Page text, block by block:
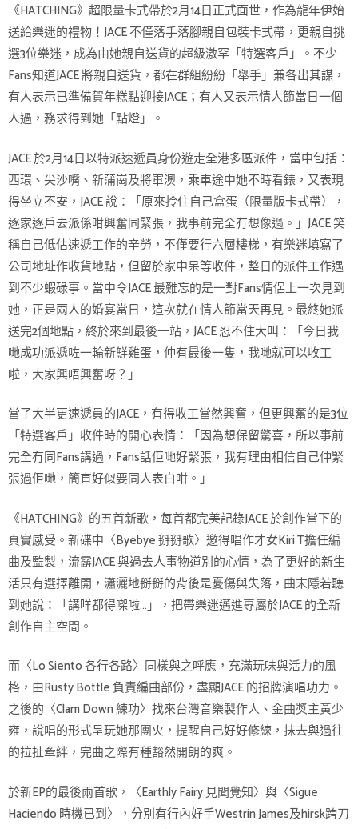
《HATCHING》超限量卡式帶於2月14日正式面世，作為龍年伊始
送給樂迷的禮物！JACE 不僅落手落腳親自包裝卡式帶，更親自挑
選3位樂迷，成為由她親自送貨的超級激罕「特選客戶」。不少
Fans知道JACE 將親自送貨，都在群組紛紛「舉手」兼各出其謀，
有人表示已準備賀年糕點迎接JACE；有人又表示情人節當日一個
人過，務求得到她「點燈」。
JACE 於2月14日以特派速遞員身份遊走全港多區派件，當中包括：
西環、尖沙嘴、新蒲崗及將軍澳，乘車途中她不時看錶，又表現
得坐立不安，JACE 說：「原來拎住自己盒蛋（限量版卡式帶），
逐家逐戶去派係咁興奮同緊張，我事前完全冇想像過。」JACE 笑
稱自己低估速遞工作的辛勞，不僅要行六層樓梯，有樂迷填寫了
公司地址作收貨地點，但留於家中呆等收件，整日的派件工作遇
到不少蝦碌事。當中令JACE 最難忘的是一對Fans情侶上一次見到
她，正是兩人的婚宴當日，這次就在情人節當天再見。最終她派
送完2個地點，終於來到最後一站，JACE 忍不住大叫：「今日我
哋成功派遞咗一輪新鮮雞蛋，仲有最後一隻，我哋就可以收工
啦，大家興唔興奮呀？」
當了大半更速遞員的JACE，有得收工當然興奮，但更興奮的是3位
「特選客戶」收件時的開心表情：「因為想保留驚喜，所以事前
完全冇同Fans講過，Fans話佢哋好緊張，我有理由相信自己仲緊
張過佢哋，簡直好似要同人表白咁。」
《HATCHING》的五首新歌，每首都完美記錄JACE 於創作當下的
真實感受。新碟中〈Byebye 掰掰歌〉邀得唱作才女Kiri T擔任編
曲及監製，流露JACE 與過去人事物道別的心情，為了更好的新生
活只有選擇離開，瀟灑地掰掰的背後是憂傷與失落，曲末隱若聽
到她說：「講咩都得㗎啦…」，把帶樂迷邁進專屬於JACE 的全新
創作自主空間。
而〈Lo Siento 各行各路〉同樣與之呼應，充滿玩味與活力的風
格，由Rusty Bottle 負責編曲部份，盡顯JACE 的招牌演唱功力。
之後的〈Clam Down 練功〉找來台灣音樂製作人、金曲獎主黃少
雍，說唱的形式呈玩她那團火，提醒自己好好修練，抹去與過往
的拉扯牽絆，完曲之際有種豁然開朗的爽。
於新EP的最後兩首歌，〈Earthly Fairy 見聞覺知〉與〈Sigue
Haciendo 時機已到〉，分別有行內好手Westrin James及hirsk跨刀